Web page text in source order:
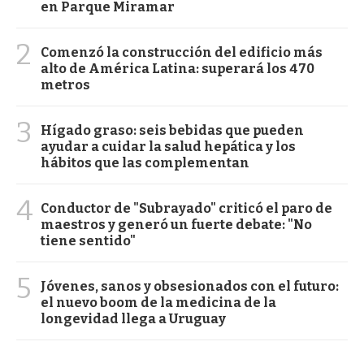
en Parque Miramar
2
Comenzó la construcción del edificio más
alto de América Latina: superará los 470
metros
3
Hígado graso: seis bebidas que pueden
ayudar a cuidar la salud hepática y los
hábitos que las complementan
4 Conductor de "Subrayado" criticó el paro de
maestros y generó un fuerte debate: "No
tiene sentido"
5
Jóvenes, sanos y obsesionados con el futuro:
el nuevo boom de la medicina de la
longevidad llega a Uruguay